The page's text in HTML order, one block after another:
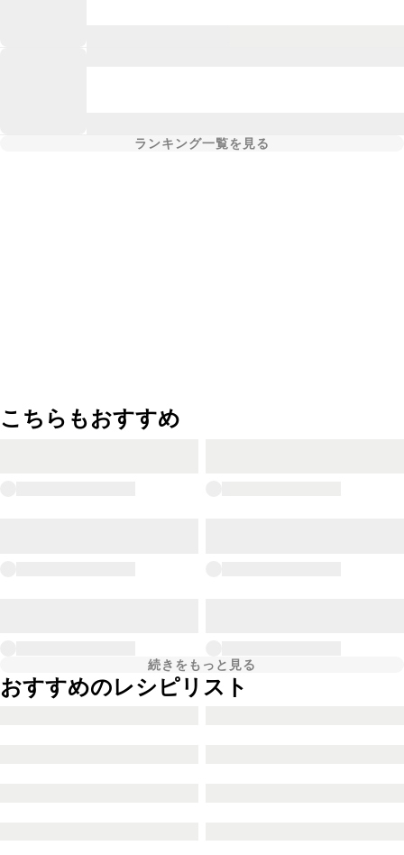
ランキング一覧を見る
こちらもおすすめ
続きをもっと見る
おすすめのレシピリスト